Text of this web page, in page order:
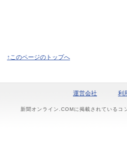
↑このページのトップへ
運営会社 利
新聞オンライン.COMに掲載されているコ